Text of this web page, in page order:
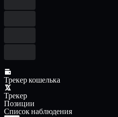
Трекер кошелька
Трекер
Позиции
Список наблюдения